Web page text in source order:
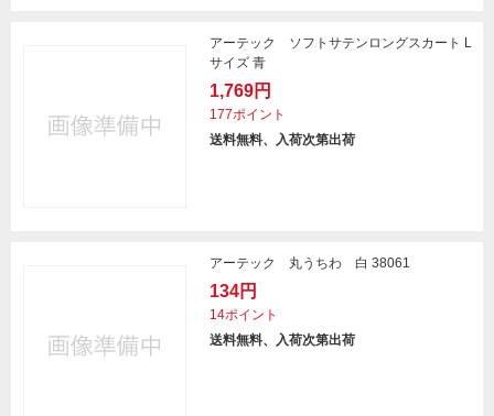
アーテック ソフトサテンロングスカート L
サイズ 青
1,769円
177ポイント
送料無料、入荷次第出荷
アーテック 丸うちわ 白 38061
134円
14ポイント
送料無料、入荷次第出荷